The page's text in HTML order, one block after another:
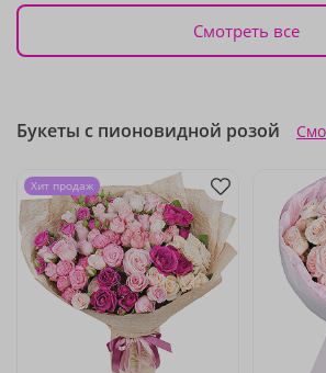
Смотреть все
Букеты с пионовидной розой
Хит продаж